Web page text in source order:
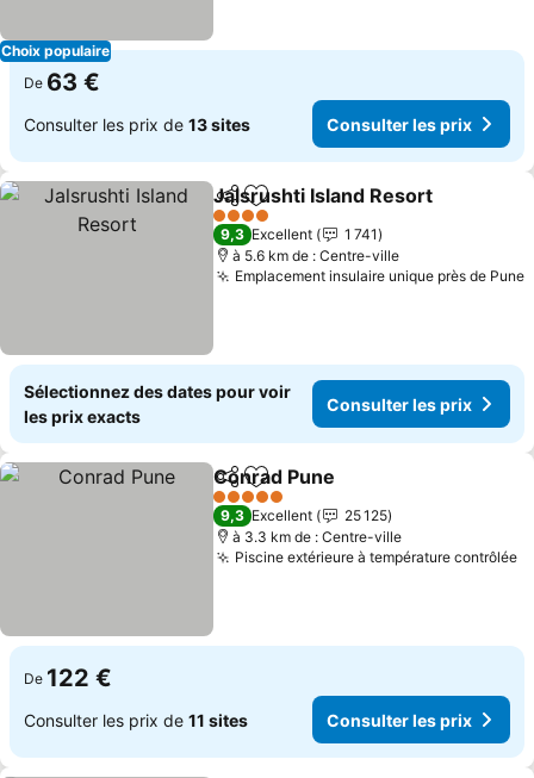
Choix populaire
De 63 €
Consulter les prix de 13 sites Consulter les prix
PartagerAjouter à mes favoris
Jalsrushti Island Resort
4 Étoiles
9,3 Excellent
1 741
à 5.6 km de : Centre-ville
Emplacement insulaire unique près de Pune
Sélectionnez des dates pour voir
les prix exacts
Consulter les prix
PartagerAjouter à mes favoris
Conrad Pune
5 Étoiles
9,3 Excellent
25 125
à 3.3 km de : Centre-ville
Piscine extérieure à température contrôlée
De 122 €
Consulter les prix de 11 sites Consulter les prix